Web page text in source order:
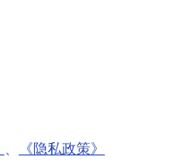
《隐私政策》